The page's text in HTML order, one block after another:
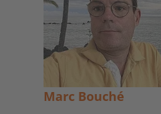
Marc Bouché